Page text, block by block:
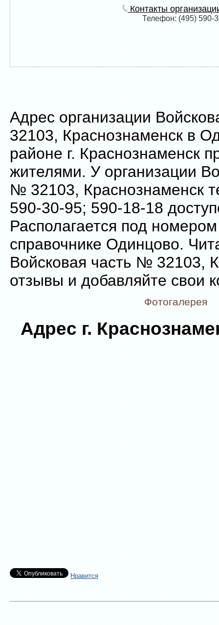
Контакты
Телефон: (495) 590-
Адрес организации
32103, Краснознаменск в
районе г. Краснознаменск
жителями. У организации
№ 32103, Краснознаменск
590-30-95; 590-18-18
Располагается под
справочнике Одинцово.
Войсковая часть № 32103,
отзывы и добавляйте свои
Фотогалерея
Адрес г.
Нравится